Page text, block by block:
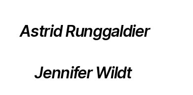
Astrid Runggaldier
Jennifer Wildt